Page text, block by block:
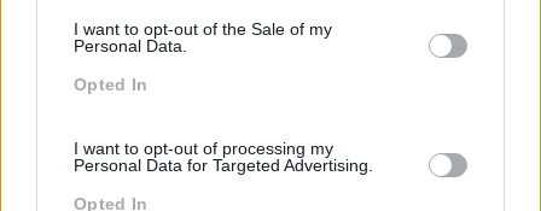
I want to opt-out of the Sale of my
Personal Data.
Opted In
I want to opt-out of processing my
Personal Data for Targeted Advertising.
Opted In
new
DESENVOLVIMENTO DE
ACESSÍVEIS – BÁSICO
2 dias